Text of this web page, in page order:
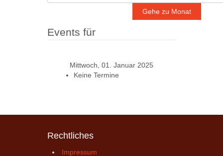
Gehe zu Monat
Events für
Mittwoch, 01. Januar 2025
Keine Termine
Rechtliches
Impressum